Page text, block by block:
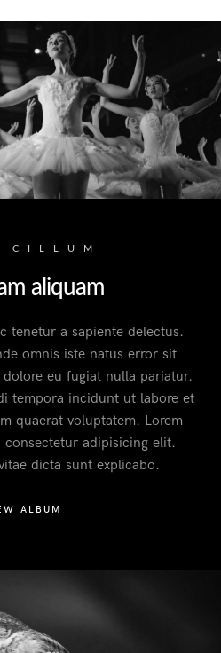
CILLUM
aliquam
tenetur a sapiente delectus.
omnis iste natus error sit
eu fugiat nulla pariatur.
tempora incidunt ut labore et
quaerat voluptatem. Lorem
adipisicing elit.
dicta sunt explicabo.
ALBUM